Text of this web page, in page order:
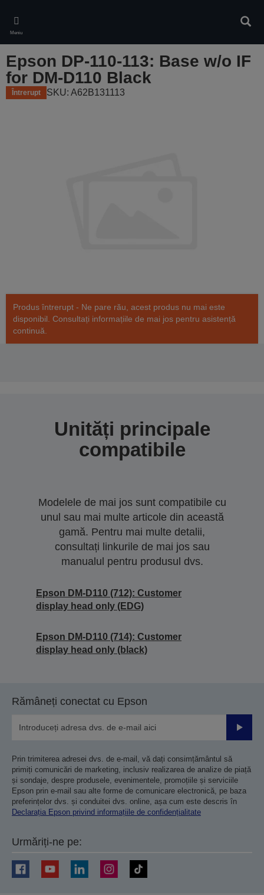
main
content
Meniu
Epson DP-110-113: Base w/o IF
for DM-D110 Black
Întrerupt SKU: A62B131113
Produs întrerupt - Ne pare rău, acest produs nu mai este
disponibil. Consultați informațiile de mai jos pentru asistență
continuă.
Unități principale
compatibile
Modelele de mai jos sunt compatibile cu
unul sau mai multe articole din această
gamă. Pentru mai multe detalii,
consultați linkurile de mai jos sau
manualul pentru produsul dvs.
Epson DM-D110 (712): Customer
display head only (EDG)
Epson DM-D110 (714): Customer
display head only (black)
Rămâneți conectat cu Epson
Prin trimiterea adresei dvs. de e-mail, vă dați consimțământul să
primiți comunicări de marketing, inclusiv realizarea de analize de piață
și sondaje, despre produsele, evenimentele, promoțiile și serviciile
Epson prin e-mail sau alte forme de comunicare electronică, pe baza
preferințelor dvs. și conduitei dvs. online, așa cum este descris în
Declarația Epson privind informațiile de confidențialitate
Urmăriți-ne pe: